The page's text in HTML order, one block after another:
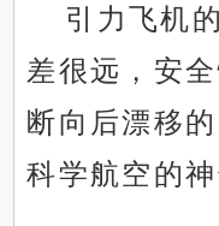
引力飞机
差很远，安
断向后漂移
科学航空的神